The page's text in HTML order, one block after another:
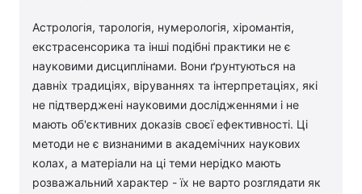
Астрологія, тарологія, нумерологія, хіромантія,
екстрасенсорика та інші подібні практики не є
науковими дисциплінами. Вони ґрунтуються на
давніх традиціях, віруваннях та інтерпретаціях, які
не підтверджені науковими дослідженнями і не
мають об'єктивних доказів своєї ефективності. Ці
методи не є визнаними в академічних наукових
колах, а матеріали на ці теми нерідко мають
розважальний характер - їх не варто розглядати як